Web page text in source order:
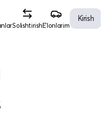
SolishtirishE'lonlarim
Kirish